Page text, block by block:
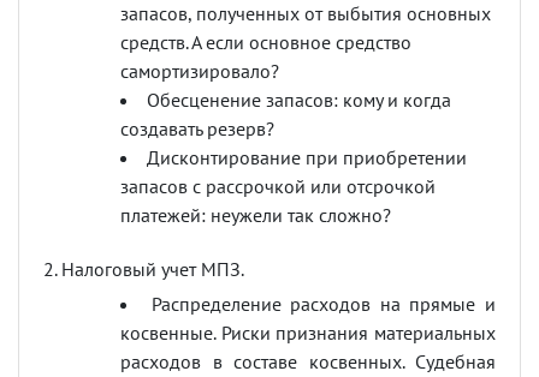
запасов, полученных от выбытия основных
средств. А если основное средство
самортизировало?
Обесценение запасов: кому и когда
создавать резерв?
Дисконтирование при приобретении
запасов с рассрочкой или отсрочкой
платежей: неужели так сложно?
2. Налоговый учет МПЗ.
Распределение расходов на прямые и
косвенные. Риски признания материальных
расходов в составе косвенных. Судебная